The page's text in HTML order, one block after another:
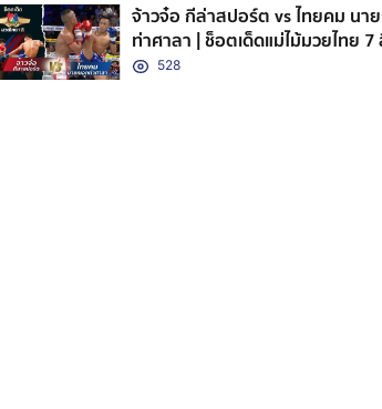
จ้าวจ๋อ กีล่าสปอร์ต vs ไทยคม นา
ท่าศาลา | ช็อตเด็ดแม่ไม้มวยไทย 7
528